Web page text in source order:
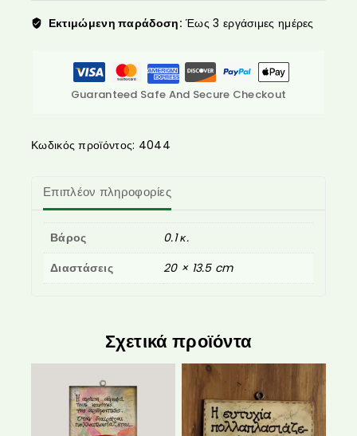
Εκτιμώμενη παράδοση: Έως 3 εργάσιμες ημέρες
Guaranteed Safe And Secure Checkout
Κωδικός προϊόντος: 4044
Επιπλέον πληροφορίες
Βάρος
0.1 κ.
Διαστάσεις
20 × 13.5 cm
Σχετικά προϊόντα